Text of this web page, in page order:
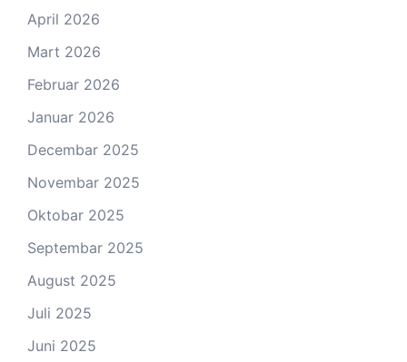
April 2026
Mart 2026
Februar 2026
Januar 2026
Decembar 2025
Novembar 2025
Oktobar 2025
Septembar 2025
August 2025
Juli 2025
Juni 2025